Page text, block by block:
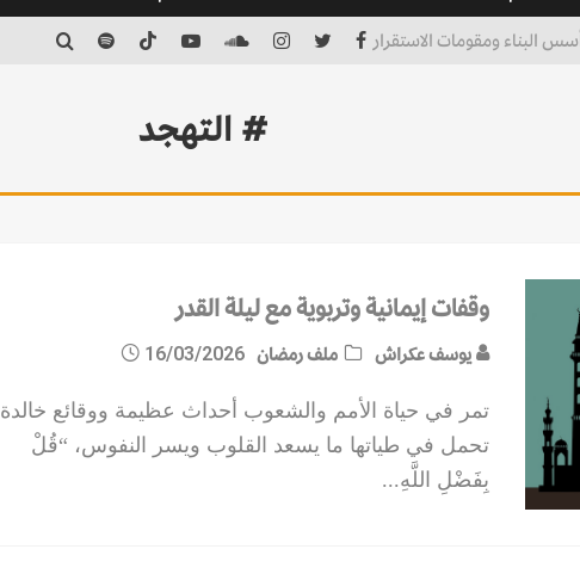
البناء ومقومات الاستقرار
# التهجد
وقفات إيمانية وتربوية مع ليلة القدر
يوسف عكراش ملف رمضان 16/03/2026
تمر في حياة الأمم والشعوب أحداث عظيمة ووقائع خالدة
تحمل في طياتها ما يسعد القلوب ويسر النفوس، “قُلْ
بِفَضْلِ اللَّهِ...